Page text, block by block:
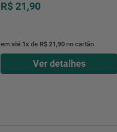
R$ 21,90
em até 1x de R$ 21,90 no cartão
Ver detalhes